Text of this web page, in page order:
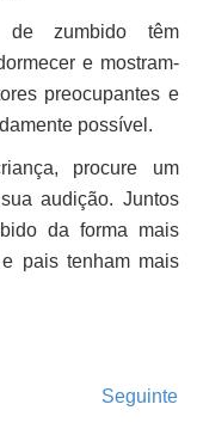
zumbido têm
e mostram-
preocupantes e
possível.
procure um
audição. Juntos
da forma mais
pais tenham mais
Seguinte